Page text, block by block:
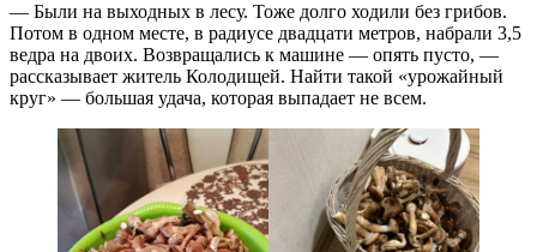
— Были на выходных в лесу. Тоже долго ходили без грибов.
Потом в одном месте, в радиусе двадцати метров, набрали 3,5
ведра на двоих. Возвращались к машине — опять пусто, —
рассказывает житель Колодищей. Найти такой «урожайный
круг» — большая удача, которая выпадает не всем.